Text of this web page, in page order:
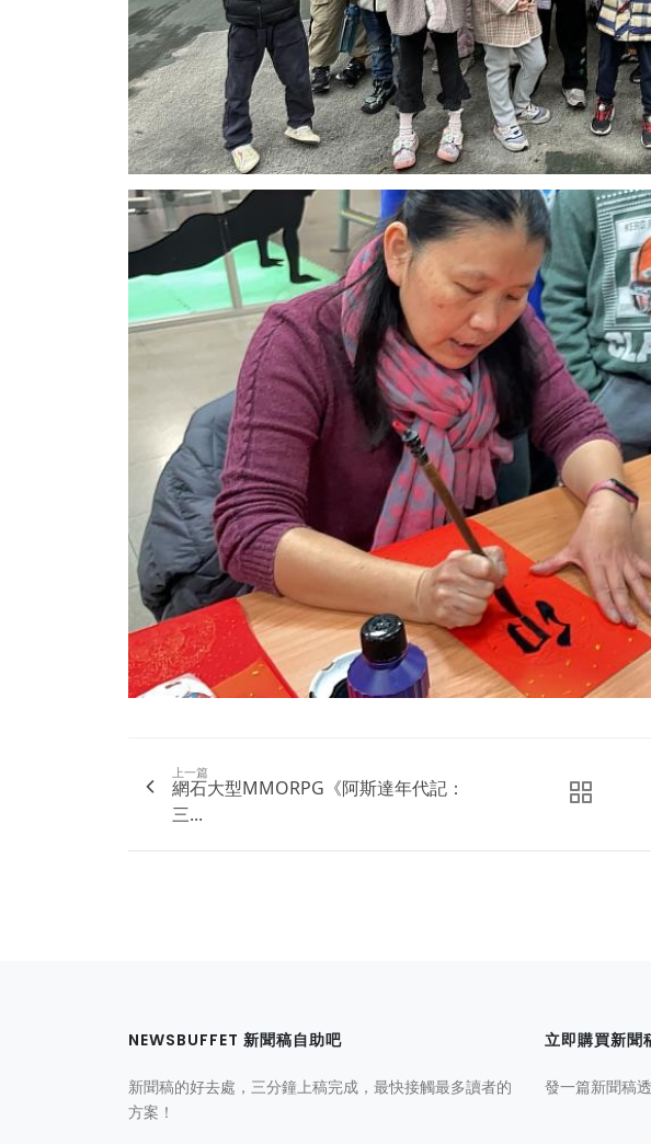
上一篇
網石大型MMORPG《阿斯達年代記：
三...
NEWSBUFFET 新聞稿自助吧
新聞稿的好去處，三分鐘上稿完成，最快接觸最多讀者的
方案！
立即購買新聞
發一篇新聞稿